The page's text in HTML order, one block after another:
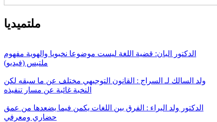
ملتميديا
الدكتور البان: قضية اللغة ليست موضوعا نخبويا والهوية مفهوم
ملتبس (فيديو)
ولد السالك لـ السراج : القانون التوجيهي مختلف عن ما سبقه لكن
النخبة غائبة عن مسار تنفيذه
الدكتور ولد البراء : الفرق بين اللغات يكمن فيما يضعدها من عمق
حضاري ومعرفي